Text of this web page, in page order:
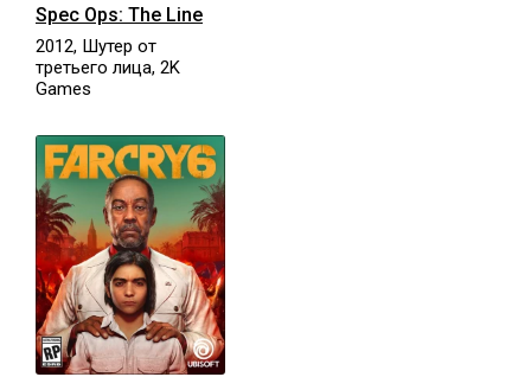
Spec Ops: The Line
2012, Шутер от
третьего лица, 2K
Games